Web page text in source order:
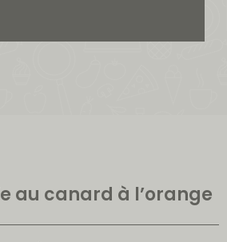
au canard à l’orange